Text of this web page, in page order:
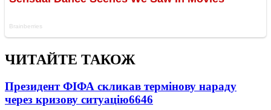
ЧИТАЙТЕ ТАКОЖ
Президент ФІФА скликав термінову нараду
через кризову ситуацію6646